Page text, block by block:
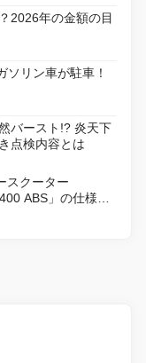
2026年の金額の目
ソリン車が駐車！
バースト!? 炎天下
点検内容とは
スクーター
ABS」の仕様を